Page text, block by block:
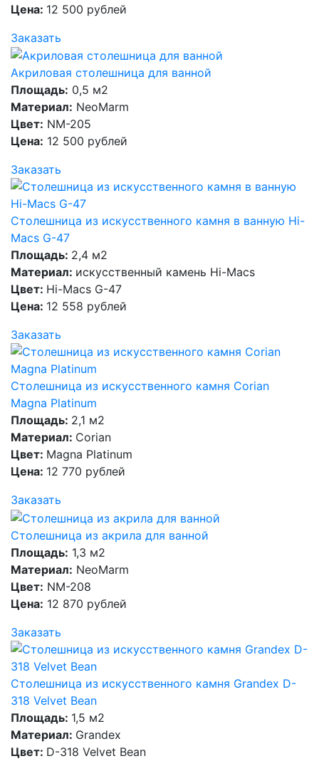
Цена: 12 500 рублей
Заказать
Акриловая столешница для ванной
Площадь: 0,5 м2
Материал: NeoMarm
Цвет: NM-205
Цена: 12 500 рублей
Заказать
Столешница из искусственного камня в ванную Hi-
Macs G-47
Площадь: 2,4 м2
Материал: искусственный камень Hi-Macs
Цвет: Hi-Macs G-47
Цена: 12 558 рублей
Заказать
Столешница из искусственного камня Corian
Magna Platinum
Площадь: 2,1 м2
Материал: Corian
Цвет: Magna Platinum
Цена: 12 770 рублей
Заказать
Столешница из акрила для ванной
Площадь: 1,3 м2
Материал: NeoMarm
Цвет: NM-208
Цена: 12 870 рублей
Заказать
Столешница из искусственного камня Grandex D-
318 Velvet Bean
Площадь: 1,5 м2
Материал: Grandex
Цвет: D-318 Velvet Bean